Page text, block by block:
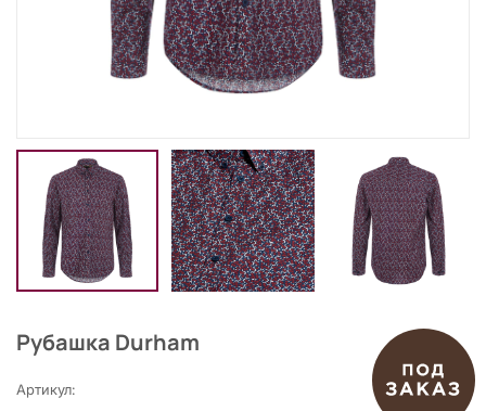
Рубашка Durham
Артикул: